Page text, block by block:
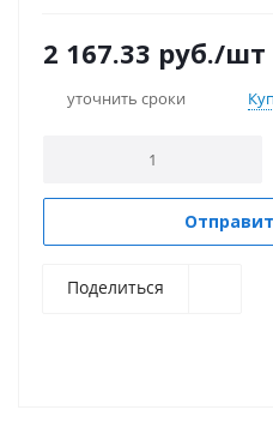
реле, а также
2 167.33 руб./шт
уточнить сроки
Поделиться